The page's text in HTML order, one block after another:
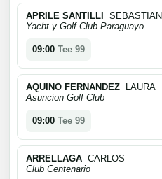
APRILE SANTILLI
SEBASTIAN
Yacht y Golf Club Paraguayo
09:00 Tee 99
AQUINO FERNANDEZ LAURA
Asuncion Golf Club
09:00 Tee 99
ARRELLAGA CARLOS
Club Centenario